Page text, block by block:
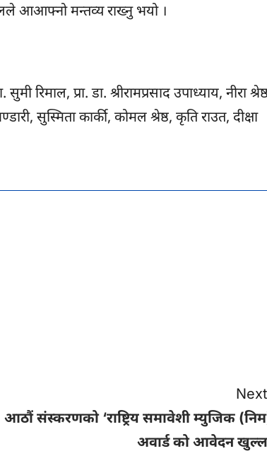
आआफ्नो मन्तव्य राख्नु भयो ।
रिमाल, प्रा. डा. श्रीरामप्रसाद उपाध्याय, नीरा
सुस्मिता कार्की, कोमल श्रेष्ठ, कृति राउत, दीक्षा
आठौं संस्करणको ‘राष्ट्रिय समावेशी म्युजिक
अवार्ड को आवेदन